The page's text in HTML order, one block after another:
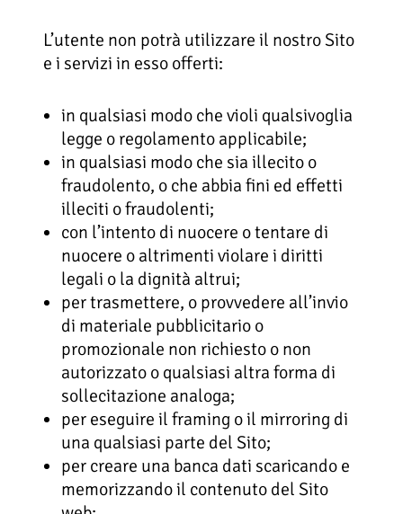
L’utente non potrà utilizzare il nostro Sito
e i servizi in esso offerti:
in qualsiasi modo che violi qualsivoglia
legge o regolamento applicabile;
in qualsiasi modo che sia illecito o
fraudolento, o che abbia fini ed effetti
illeciti o fraudolenti;
con l’intento di nuocere o tentare di
nuocere o altrimenti violare i diritti
legali o la dignità altrui;
per trasmettere, o provvedere all’invio
di materiale pubblicitario o
promozionale non richiesto o non
autorizzato o qualsiasi altra forma di
sollecitazione analoga;
per eseguire il framing o il mirroring di
una qualsiasi parte del Sito;
per creare una banca dati scaricando e
memorizzando il contenuto del Sito